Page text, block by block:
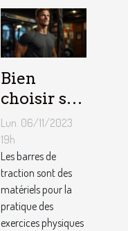
Bien
choisir sa
barre de
traction :
nos
conseils !
Lun. 06/11/2023
19h
Les barres de
traction sont des
matériels pour la
pratique des
exercices physiques